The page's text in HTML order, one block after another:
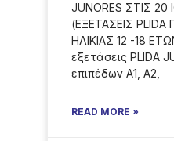
JUNORES ΣΤΙΣ 20
(ΕΞΕΤΑΣΕΙΣ PLIDA
ΗΛΙΚΙΑΣ 12 -18
εξετάσεις PLIDA
επιπέδων A1, A2,
READ MORE »